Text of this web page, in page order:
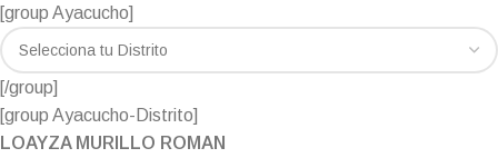
[group Ayacucho]
[/group]
[group Ayacucho-Distrito]
LOAYZA MURILLO ROMAN